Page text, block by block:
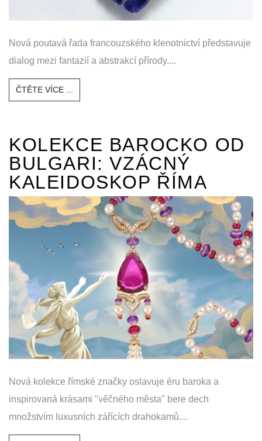
Nová poutavá řada francouzského klenotnictví představuje
dialog mezi fantazií a abstrakcí přírody....
ČTĚTE VÍCE ...
KOLEKCE BAROCKO OD
BULGARI: VZÁCNÝ
KALEIDOSKOP ŘÍMA
Nová kolekce římské značky oslavuje éru baroka a
inspirovaná krásami "věčného města" bere dech
množstvím luxusních zářících drahokamů....